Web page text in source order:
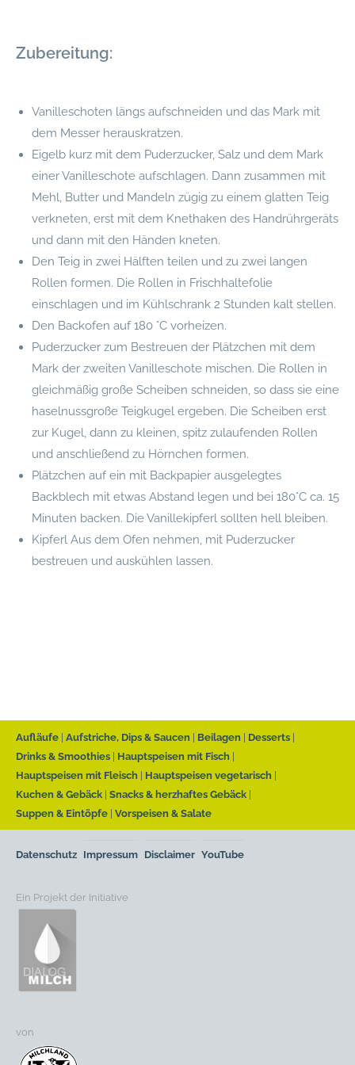
Zubereitung:
Vanilleschoten längs aufschneiden und das Mark mit
dem Messer herauskratzen.
Eigelb kurz mit dem Puderzucker, Salz und dem Mark
einer Vanilleschote aufschlagen. Dann zusammen mit
Mehl, Butter und Mandeln zügig zu einem glatten Teig
verkneten, erst mit dem Knethaken des Handrührgeräts
und dann mit den Händen kneten.
Den Teig in zwei Hälften teilen und zu zwei langen
Rollen formen. Die Rollen in Frischhaltefolie
einschlagen und im Kühlschrank 2 Stunden kalt stellen.
Den Backofen auf 180 °C vorheizen.
Puderzucker zum Bestreuen der Plätzchen mit dem
Mark der zweiten Vanilleschote mischen. Die Rollen in
gleichmäßig große Scheiben schneiden, so dass sie eine
haselnussgroße Teigkugel ergeben. Die Scheiben erst
zur Kugel, dann zu kleinen, spitz zulaufenden Rollen
und anschließend zu Hörnchen formen.
Plätzchen auf ein mit Backpapier ausgelegtes
Backblech mit etwas Abstand legen und bei 180°C ca. 15
Minuten backen. Die Vanillekipferl sollten hell bleiben.
Kipferl Aus dem Ofen nehmen, mit Puderzucker
bestreuen und auskühlen lassen.
Aufläufe Aufstriche, Dips & Saucen Beilagen
Desserts
Drinks & Smoothies
Hauptspeisen mit Fisch
Hauptspeisen mit Fleisch
Hauptspeisen vegetarisch
Kuchen & Gebäck Snacks & herzhaftes Gebäck
Suppen & Eintöpfe Vorspeisen & Salate
Datenschutz Impressum Disclaimer YouTube
Ein Projekt der Initiative
von